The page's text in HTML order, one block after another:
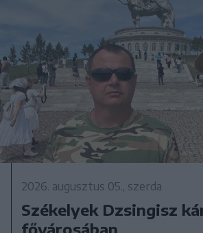
2026. augusztus 05., szerda
Székelyek Dzsingisz
fővárosában